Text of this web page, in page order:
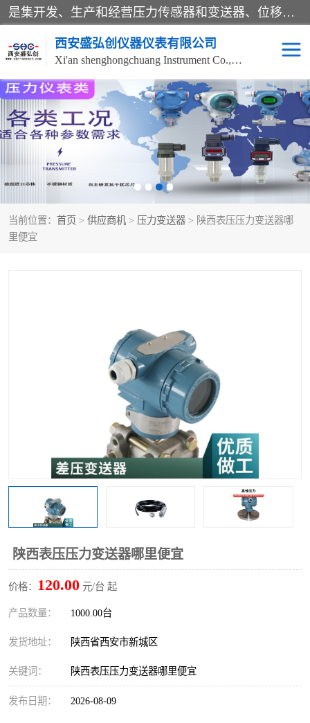
是集开发、生产和经营压力传感器和变送器、位移传感器和变送器、流量传感器和变送器、称重传感器和变送器、测力传感器和变送器、温湿度传感器和变送器、扭矩传感器、智能数显控制仪表等产品的化高新技术企业。
西安盛弘创仪器仪表有限公司
Xi'an shenghongchuang Instrument Co., Ltd
当前位置： 首页 > 供应商机 > 压力变送器 > 陕西表压压力变送器哪
里便宜
陕西表压压力变送器哪里便宜
价格： 120.00 元/台 起
产品数量： 1000.00台
发货地址： 陕西省西安市新城区
关键词： 陕西表压压力变送器哪里便宜
发布日期： 2026-08-09
称重传感器 超声波流量计
压力变送器 通用型压力变送器
液位变送器 流量计
位移传感器 差压变送器